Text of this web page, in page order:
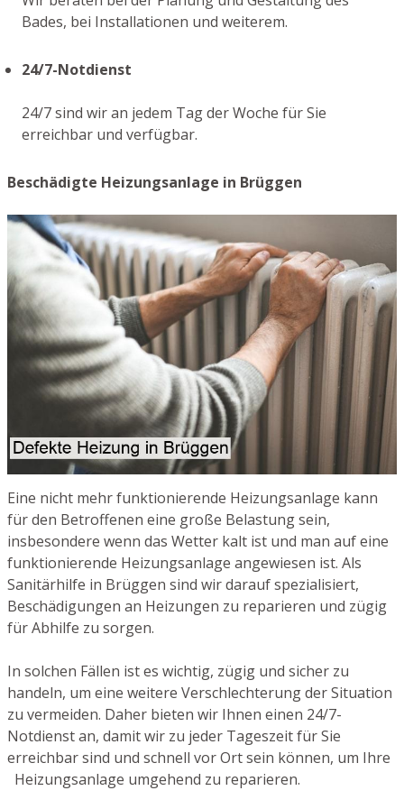
Bades, bei Installationen und weiterem.
24/7-Notdienst
24/7 sind wir an jedem Tag der Woche für Sie
erreichbar und verfügbar.
Beschädigte Heizungsanlage in Brüggen
Eine nicht mehr funktionierende Heizungsanlage kann
für den Betroffenen eine große Belastung sein,
insbesondere wenn das Wetter kalt ist und man auf eine
funktionierende Heizungsanlage angewiesen ist. Als
Sanitärhilfe in Brüggen sind wir darauf spezialisiert,
Beschädigungen an Heizungen zu reparieren und zügig
für Abhilfe zu sorgen.
In solchen Fällen ist es wichtig, zügig und sicher zu
handeln, um eine weitere Verschlechterung der Situation
zu vermeiden. Daher bieten wir Ihnen einen 24/7-
Notdienst an, damit wir zu jeder Tageszeit für Sie
erreichbar sind und schnell vor Ort sein können, um Ihre
Heizungsanlage umgehend zu reparieren.